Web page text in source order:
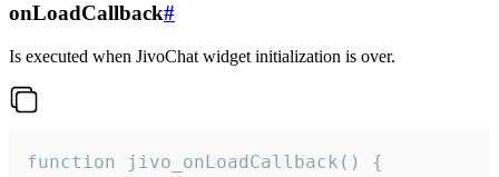
onLoadCallback#
Is executed when JivoChat widget initialization is over.
function jivo_onLoadCallback() {